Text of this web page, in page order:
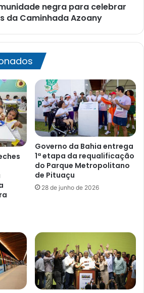
negra para celebrar
da Caminhada Azoany
Governo da Bahia entrega
1ª etapa da requalificação
do Parque Metropolitano
de Pituaçu
28 de junho de 2026